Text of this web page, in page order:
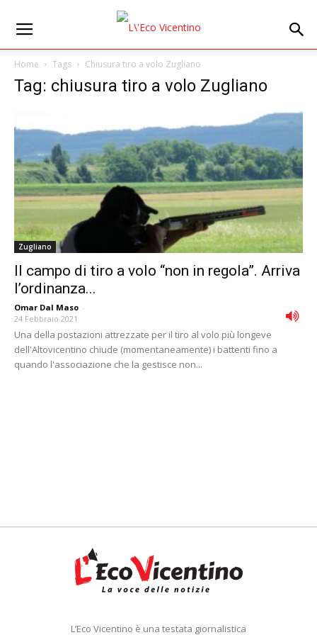
Home Tags Chiusura tiro a volo Zugliano
Tag: chiusura tiro a volo Zugliano
Zugliano
Il campo di tiro a volo “non in regola”. Arriva
l’ordinanza...
Omar Dal Maso -
24 Febbraio 2021
Una della postazioni attrezzate per il tiro al volo più longeve
dell'Altovicentino chiude (momentaneamente) i battenti fino a
quando l'associazione che la gestisce non...
L’Eco Vicentino è una testata giornalistica